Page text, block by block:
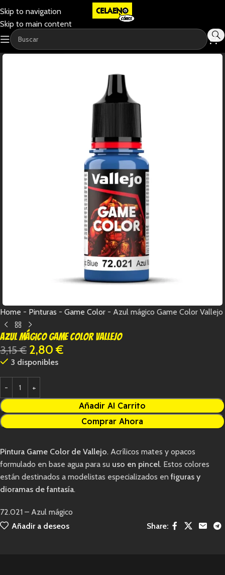
Skip to navigation
Skip to main content
-11%
Home - Pinturas - Game Color - Azul mágico Game Color Vallejo
Azul mágico Game Color Vallejo
3,15€ 2,80 €
3 disponibles
Añadir Al Carrito
Comprar Ahora
Pintura Game Color de Vallejo. Acrílicos mates y opacos
formulado en base agua para su uso en pincel. Estos colores
están destinados a modelistas especializados en figuras y
dioramas de fantasía.
72.021 – Azul mágico
Añadir a deseos
Share: